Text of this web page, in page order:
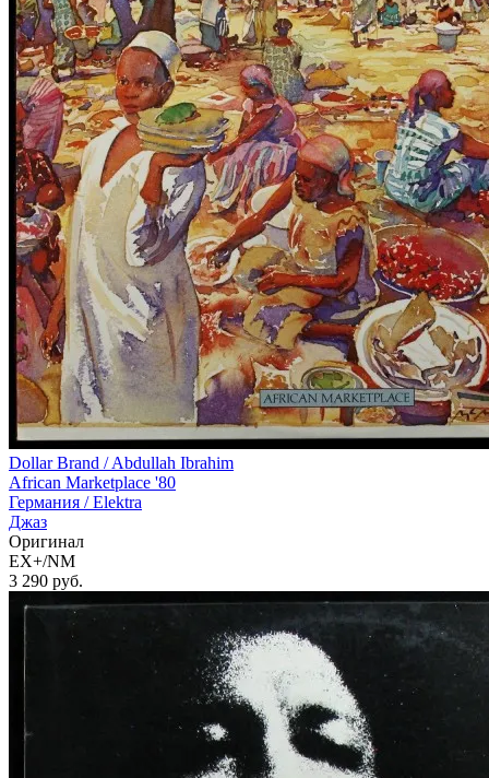
Dollar Brand / Abdullah Ibrahim
African Marketplace '80
Германия /Elektra
Джаз
Оригинал
EX+/NM
3 290 руб.